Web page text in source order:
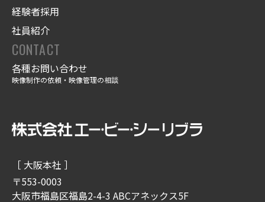
経験者採用
社員紹介
CONTACT
各種お問い合わせ
映像制作の依頼・映像管理の相談
［ 大阪本社 ］
〒553-0003
大阪市福島区福島2-4-3 ABCアネックス5F